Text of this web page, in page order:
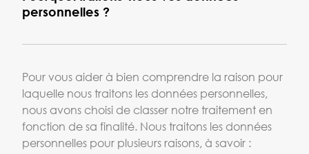
personnelles ?
Pour vous aider à bien comprendre la raison pour
laquelle nous traitons les données personnelles,
nous avons choisi de classer notre traitement en
fonction de sa finalité. Nous traitons les données
personnelles pour plusieurs raisons, à savoir :